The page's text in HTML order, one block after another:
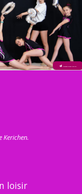
INSCRIRE VOTRE ENFANT
Kerichen.
loisir